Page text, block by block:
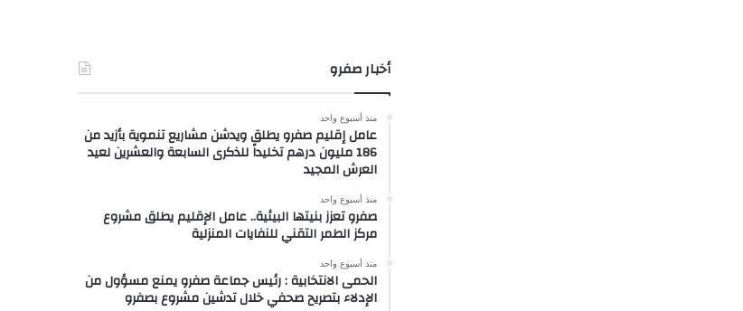
أخبار صفرو
منذ أسبوع واحد
عامل إقليم صفرو يطلق ويدشن مشاريع تنموية بأزيد من
186 مليون درهم تخليداً للذكرى السابعة والعشرين لعيد
العرش المجيد
منذ أسبوع واحد
صفرو تعزز بنيتها البيئية.. عامل الإقليم يطلق مشروع
مركز الطمر التقني للنفايات المنزلية
منذ أسبوع واحد
الحمى الانتخابية : رئيس جماعة صفرو يمنع مسؤول من
الإدلاء بتصريح صحفي خلال تدشين مشروع بصفرو